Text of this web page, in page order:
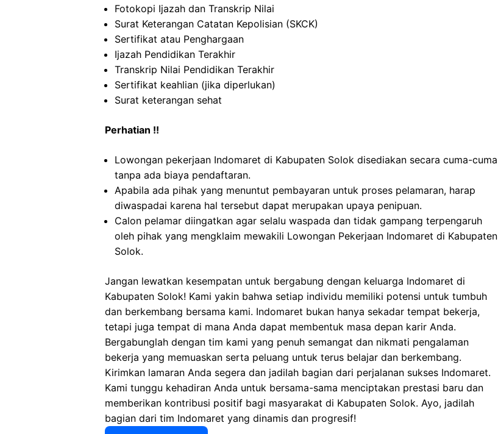
Fotokopi Ijazah dan Transkrip Nilai
Surat Keterangan Catatan Kepolisian (SKCK)
Sertifikat atau Penghargaan
Ijazah Pendidikan Terakhir
Transkrip Nilai Pendidikan Terakhir
Sertifikat keahlian (jika diperlukan)
Surat keterangan sehat
Perhatian !!
Lowongan pekerjaan Indomaret di Kabupaten Solok disediakan secara cuma-cuma
tanpa ada biaya pendaftaran.
Apabila ada pihak yang menuntut pembayaran untuk proses pelamaran, harap
diwaspadai karena hal tersebut dapat merupakan upaya penipuan.
Calon pelamar diingatkan agar selalu waspada dan tidak gampang terpengaruh
oleh pihak yang mengklaim mewakili Lowongan Pekerjaan Indomaret di Kabupaten
Solok.
Jangan lewatkan kesempatan untuk bergabung dengan keluarga Indomaret di
Kabupaten Solok! Kami yakin bahwa setiap individu memiliki potensi untuk tumbuh
dan berkembang bersama kami. Indomaret bukan hanya sekadar tempat bekerja,
tetapi juga tempat di mana Anda dapat membentuk masa depan karir Anda.
Bergabunglah dengan tim kami yang penuh semangat dan nikmati pengalaman
bekerja yang memuaskan serta peluang untuk terus belajar dan berkembang.
Kirimkan lamaran Anda segera dan jadilah bagian dari perjalanan sukses Indomaret.
Kami tunggu kehadiran Anda untuk bersama-sama menciptakan prestasi baru dan
memberikan kontribusi positif bagi masyarakat di Kabupaten Solok. Ayo, jadilah
bagian dari tim Indomaret yang dinamis dan progresif!